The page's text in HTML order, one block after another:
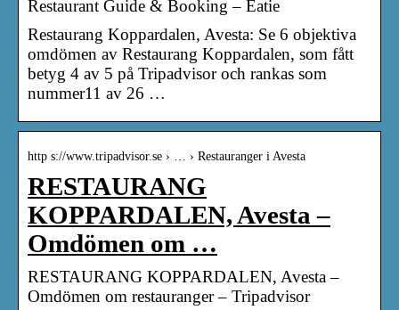
Restaurant Guide & Booking – Eatie
Restaurang Koppardalen, Avesta: Se 6 objektiva
omdömen av Restaurang Koppardalen, som fått
betyg 4 av 5 på Tripadvisor och rankas som
nummer11 av 26 …
http s://www.tripadvisor.se › … › Restauranger i Avesta
RESTAURANG
KOPPARDALEN, Avesta –
Omdömen om …
RESTAURANG KOPPARDALEN, Avesta –
Omdömen om restauranger – Tripadvisor